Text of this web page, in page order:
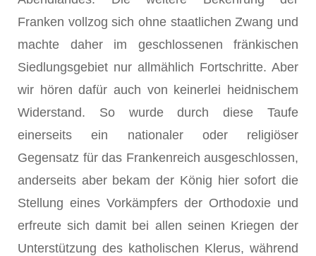
Franken vollzog sich ohne staatlichen Zwang und
machte daher im geschlossenen fränkischen
Siedlungsgebiet nur allmählich Fortschritte. Aber
wir hören dafür auch von keinerlei heidnischem
Widerstand. So wurde durch diese Taufe
einerseits ein nationaler oder religiöser
Gegensatz für das Frankenreich ausgeschlossen,
anderseits aber bekam der König hier sofort die
Stellung eines Vorkämp­fers der Orthodoxie und
erfreute sich damit bei allen seinen Kriegen der
Unterstützung des katholischen Klerus, während